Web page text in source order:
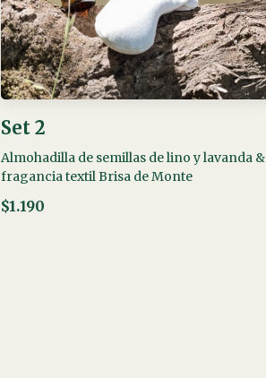
Set 2
Almohadilla de semillas de lino y lavanda &
fragancia textil Brisa de Monte
$1.190